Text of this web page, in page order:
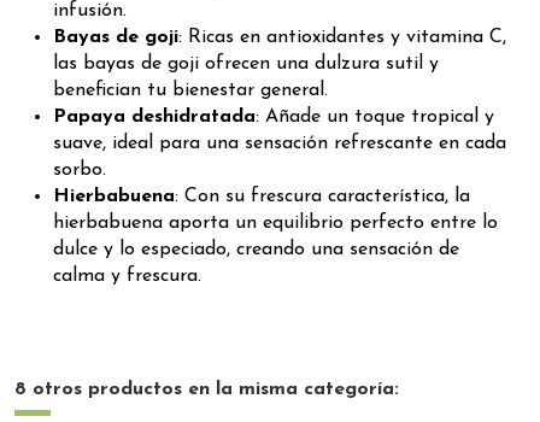
infusión.
Bayas de goji: Ricas en antioxidantes y vitamina C,
las bayas de goji ofrecen una dulzura sutil y
benefician tu bienestar general.
Papaya deshidratada: Añade un toque tropical y
suave, ideal para una sensación refrescante en cada
sorbo.
Hierbabuena: Con su frescura característica, la
hierbabuena aporta un equilibrio perfecto entre lo
dulce y lo especiado, creando una sensación de
calma y frescura.
8 otros productos en la misma categoría: